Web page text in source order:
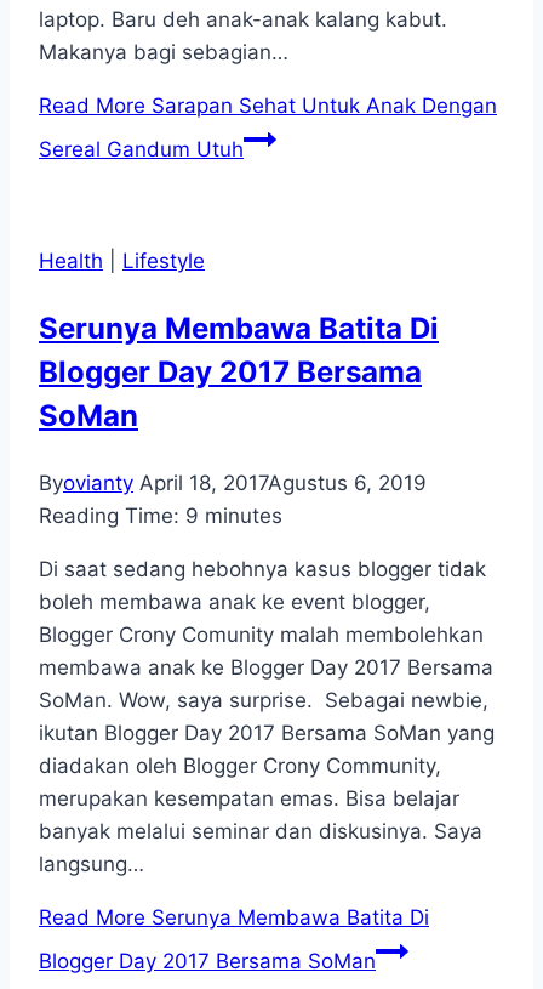
laptop. Baru deh anak-anak kalang kabut.
Makanya bagi sebagian…
Read More Sarapan Sehat Untuk Anak Dengan
Sereal Gandum Utuh
Health Lifestyle
Serunya Membawa Batita Di
Blogger Day 2017 Bersama
SoMan
Byovianty April 18, 2017Agustus 6, 2019
Reading Time: 9 minutes
Di saat sedang hebohnya kasus blogger tidak
boleh membawa anak ke event blogger,
Blogger Crony Comunity malah membolehkan
membawa anak ke Blogger Day 2017 Bersama
SoMan. Wow, saya surprise. Sebagai newbie,
ikutan Blogger Day 2017 Bersama SoMan yang
diadakan oleh Blogger Crony Community,
merupakan kesempatan emas. Bisa belajar
banyak melalui seminar dan diskusinya. Saya
langsung…
Read More Serunya Membawa Batita Di
Blogger Day 2017 Bersama SoMan